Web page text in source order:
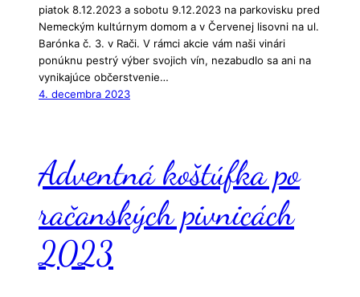
piatok 8.12.2023 a sobotu 9.12.2023 na parkovisku pred
Nemeckým kultúrnym domom a v Červenej lisovni na ul.
Barónka č. 3. v Rači. V rámci akcie vám naši vinári
ponúknu pestrý výber svojich vín, nezabudlo sa ani na
vynikajúce občerstvenie…
4. decembra 2023
Adventná koštúfka po
račanských pivnicách
2023